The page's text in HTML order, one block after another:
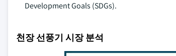
Development Goals (SDGs).
천장 선풍기 시장 분석